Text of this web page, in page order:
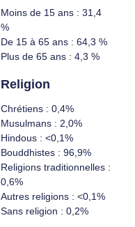
Moins de 15 ans : 31,4
%
De 15 à 65 ans : 64,3 %
Plus de 65 ans : 4,3 %
Religion
Chrétiens : 0,4%
Musulmans : 2,0%
Hindous : <0,1%
Bouddhistes : 96,9%
Religions traditionnelles :
0,6%
Autres religions : <0,1%
Sans religion : 0,2%